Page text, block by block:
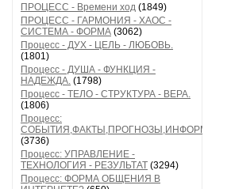
ПРОЦЕСС - Времени ход (1849)
ПРОЦЕСС - ГАРМОНИЯ - ХАОС -
СИСТЕМА - ФОРМА (3062)
Процесс - ДУХ - ЦЕЛЬ - ЛЮБОВЬ.
(1801)
Процесс - ДУША - ФУНКЦИЯ -
НАДЕЖДА. (1798)
Процесс - ТЕЛО - СТРУКТУРА - ВЕРА.
(1806)
Процесс:
СОБЫТИЯ,ФАКТЫ,ПРОГНОЗЫ,ИНФОРМАЦИЯ
(3736)
Процесс: УПРАВЛЕНИЕ -
ТЕХНОЛОГИЯ - РЕЗУЛЬТАТ (3294)
Процесс: ФОРМА ОБЩЕНИЯ В